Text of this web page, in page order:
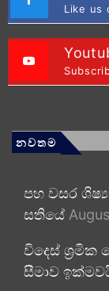
Like us
නවතම
පහ වසර
සතියේ
විදෙස් ශ්‍රමික
සීමාව